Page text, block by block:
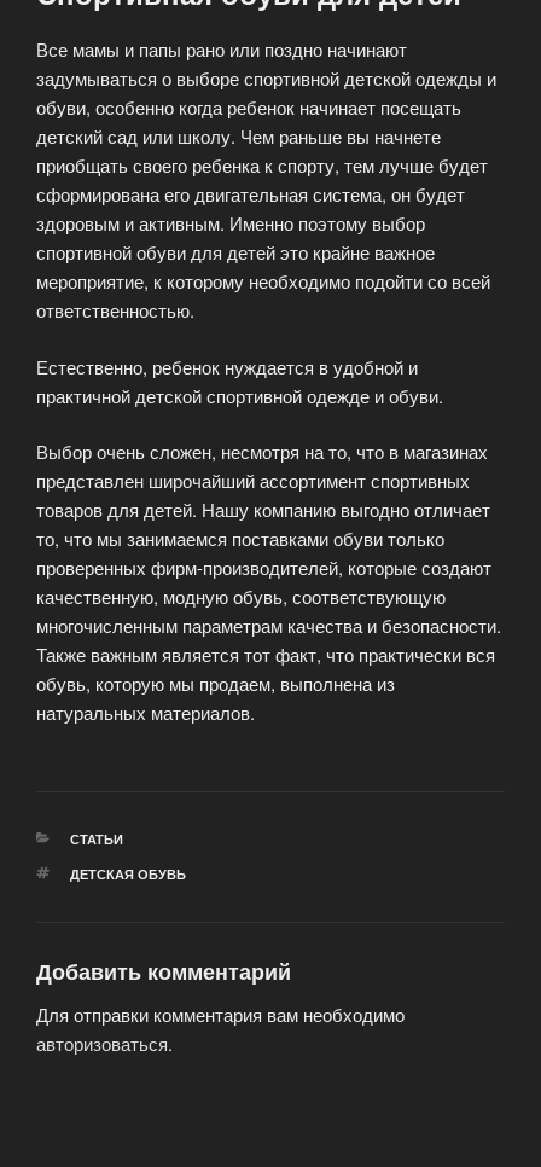
Все мамы и папы рано или поздно начинают
задумываться о выборе спортивной детской одежды и
обуви, особенно когда ребенок начинает посещать
детский сад или школу. Чем раньше вы начнете
приобщать своего ребенка к спорту, тем лучше будет
сформирована его двигательная система, он будет
здоровым и активным. Именно поэтому выбор
спортивной обуви для детей это крайне важное
мероприятие, к которому необходимо подойти со всей
ответственностью.
Естественно, ребенок нуждается в удобной и
практичной детской спортивной одежде и обуви.
Выбор очень сложен, несмотря на то, что в магазинах
представлен широчайший ассортимент спортивных
товаров для детей. Нашу компанию выгодно отличает
то, что мы занимаемся поставками обуви только
проверенных фирм-производителей, которые создают
качественную, модную обувь, соответствующую
многочисленным параметрам качества и безопасности.
Также важным является тот факт, что практически вся
обувь, которую мы продаем, выполнена из
натуральных материалов.
РУБРИКИ
СТАТЬИ
МЕТКИ
ДЕТСКАЯ ОБУВЬ
Добавить комментарий
Для отправки комментария вам необходимо
авторизоваться.